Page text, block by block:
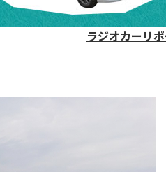
ラジオカーリ